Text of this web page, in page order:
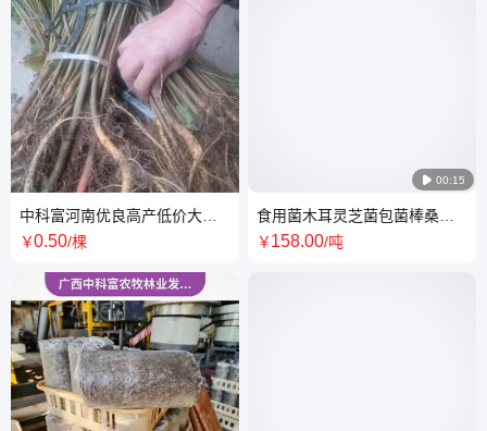
中科富河南优良高产低价大果
桑葚树苗
￥0.50/棵
 00:15
食用菌木耳灵芝菌包菌棒桑树
粉杂木屑中科富
￥158.00/吨